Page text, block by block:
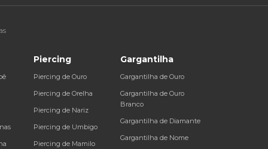
Piercing
Piercing de Ouro
Piercing de Orelha
Piercing de Nariz
Piercing de Umbigo
Piercing de Mamilo
Gargantilha
Gargantilha de Ouro
Gargantilha de Ouro
Branco
Gargantilha de Diamante
Gargantilha de Nome